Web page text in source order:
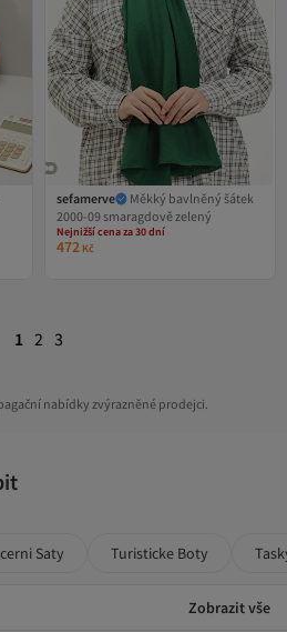
sefamerve
Měkký bavlněný šátek
2000-09 smaragdově zelený
Nejnižší cena za 30 dní
Doprava zdarma nad 500 Kč
Nejnižší cena za 30 dní
472 Kč
1 2 3
nabídky zvýrazněné prodejci.
Saty Turisticke Boty
Zobrazit vše